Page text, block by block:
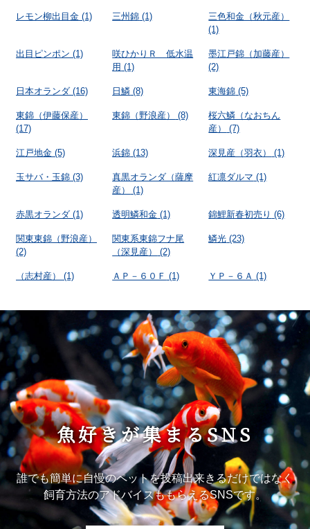
レモン柳出目金 (1) 三州錦 (1)
三色和金（秋元産）
(1)
出目ピンポン (1)
咲ひかりＲ 低水温
用 (1)
墨江戸錦（加藤産）
(2)
日本オランダ (16) 日鱗 (8) 東海錦 (5)
東錦（伊藤保産）
(17)
東錦（野浪産） (8)
桜六鱗（なおちん
産）
(7)
江戸地金 (5) 浜錦 (13) 深見産（羽衣） (1)
玉サバ・玉錦 (3)
真黒オランダ（薩摩
産）
(1)
紅凛ダルマ (1)
赤黒オランダ (1) 透明鱗和金 (1) 錦鯉新春初売り (6)
関東東錦（野浪産）
(2)
関東系東錦フナ尾
（深見産）
(2)
鱗光 (23)
（志村産） (1) ＡＰ－６０Ｆ (1) ＹＰ－６Ａ (1)
魚好きが集まるSNS
誰でも簡単に自慢のペットを投稿出来きるだけではなく
飼育方法のアドバイスももらえるSNSです。